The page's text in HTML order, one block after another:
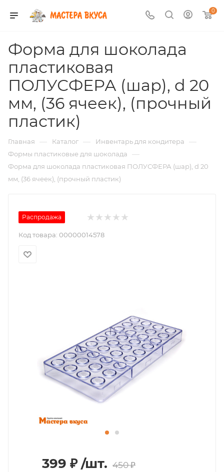
0
Форма для шоколада
пластиковая
ПОЛУСФЕРА (шар), d 20
мм, (36 ячеек), (прочный
пластик)
Главная — Каталог — Инвентарь для кондитера —
Формы пластиковые для шоколада —
Форма для шоколада пластиковая ПОЛУСФЕРА (шар), d 20
мм, (36 ячеек), (прочный пластик)
Распродажа
Код товара: 00000014578
399 ₽ /шт. 450₽